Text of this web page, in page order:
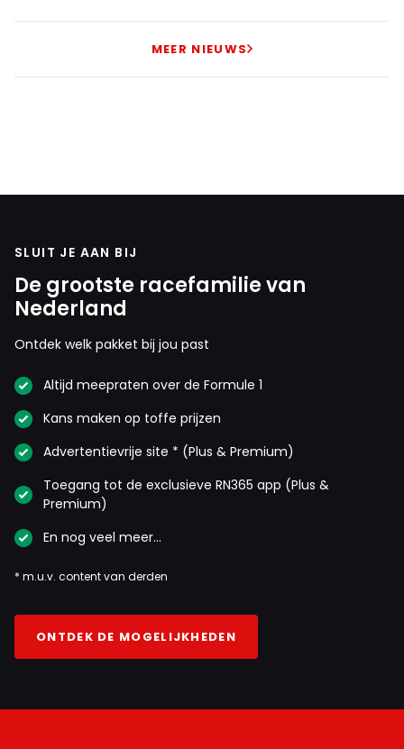
MEER NIEUWS
SLUIT JE AAN BIJ
De grootste racefamilie van
Nederland
Ontdek welk pakket bij jou past
Altijd meepraten over de Formule 1
Kans maken op toffe prijzen
Advertentievrije site * (Plus & Premium)
Toegang tot de exclusieve RN365 app (Plus &
Premium)
En nog veel meer…
* m.u.v. content van derden
ONTDEK DE MOGELIJKHEDEN